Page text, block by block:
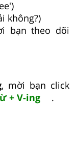
không?)
bạn theo dõi
, mời bạn click
+ V-ing
.